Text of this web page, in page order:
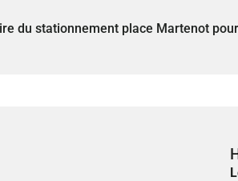
du stationnement place Martenot